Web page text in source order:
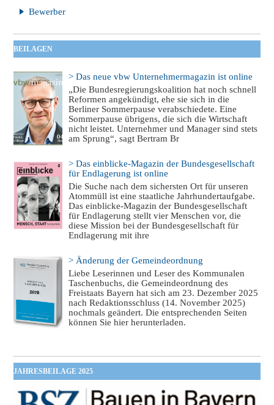
Bewerber
BEILAGEN
> Das neue vbw Unternehmermagazin ist online
„Die Bundesregierungskoalition hat noch schnell
Reformen angekündigt, ehe sie sich in die
Berliner Sommerpause verabschiedete. Eine
Sommerpause übrigens, die sich die Wirtschaft
nicht leistet. Unternehmer und Manager sind stets
am Sprung“, sagt Bertram Br
> Das einblicke-Magazin der Bundesgesellschaft
für Endlagerung ist online
Die Suche nach dem sichersten Ort für unseren
Atommüll ist eine staatliche Jahrhundertaufgabe.
Das einblicke-Magazin der Bundesgesellschaft
für Endlagerung stellt vier Menschen vor, die
diese Mission bei der Bundesgesellschaft für
Endlagerung mit ihre
> Änderung der Gemeindeordnung
Liebe Leserinnen und Leser des Kommunalen
Taschenbuchs, die Gemeindeordnung des
Freistaats Bayern hat sich am 23. Dezember 2025
nach Redaktionsschluss (14. November 2025)
nochmals geändert. Die entsprechenden Seiten
können Sie hier herunterladen.
JAHRESBEILAGE 2025